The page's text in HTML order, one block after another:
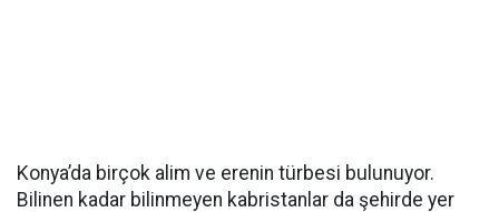
Konya’da birçok alim ve erenin türbesi bulunuyor.
Bilinen kadar bilinmeyen kabristanlar da şehirde yer